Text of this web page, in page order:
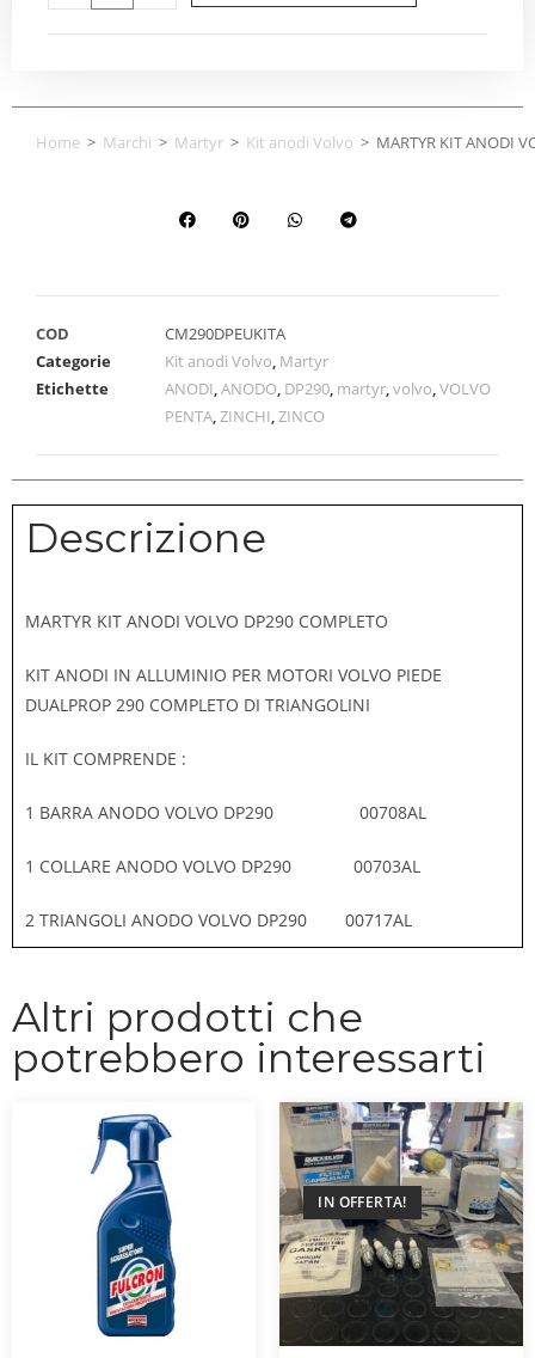
Home > Marchi > Martyr > Kit anodi Volvo > MARTYR KIT ANODI
COD
CM290DPEUKITA
Categorie
Kit anodi Volvo, Martyr
Etichette
ANODI,ANODO, DP290, martyr,volvo,VOLVO
PENTA,ZINCHI,ZINCO
Descrizione
MARTYR KIT ANODI VOLVO DP290 COMPLETO
KIT ANODI IN ALLUMINIO PER MOTORI VOLVO PIEDE
DUALPROP 290 COMPLETO DI TRIANGOLINI
IL KIT COMPRENDE :
1 BARRA ANODO VOLVO DP290 00708AL
1 COLLARE ANODO VOLVO DP290 00703AL
2 TRIANGOLI ANODO VOLVO DP290 00717AL
Altri prodotti che
potrebbero interessarti
IN OFFERTA!